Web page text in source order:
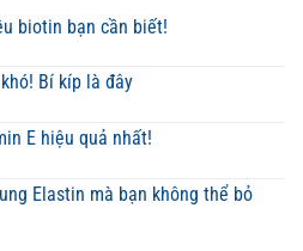
biotin bạn cần biết!
Bí kíp là đây
E hiệu quả nhất!
Elastin mà bạn không thể bỏ